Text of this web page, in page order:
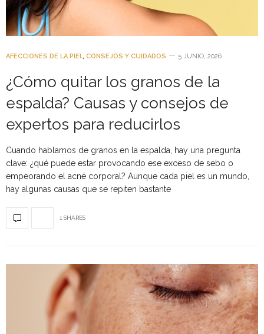
AFECCIONES DE LA PIEL, CONSEJOS Y CUIDADOS 5 JUNIO, 2026
¿Cómo quitar los granos de la
espalda? Causas y consejos de
expertos para reducirlos
Cuando hablamos de granos en la espalda, hay una pregunta
clave: ¿qué puede estar provocando ese exceso de sebo o
empeorando el acné corporal? Aunque cada piel es un mundo,
hay algunas causas que se repiten bastante
1 SHARES